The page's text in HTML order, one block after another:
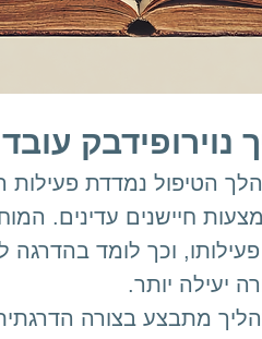
נוירופידבק עובד
הטיפול נמדדת פעילות
חיישנים עדינים.
וכך לומד בהדרגה
יעילה יותר.
מתבצע בצורה